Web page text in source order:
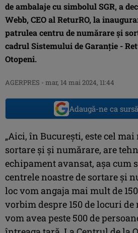
de ambalaje cu simbolul SGR, a
Webb, CEO al ReturRO, la
patrulea centru de numărare şi
cadrul Sistemului de Garanţie -
Otopeni.
AGERPRES - mar, 14 mai 2024, 11:44
Adaugă-ne ca
„Aici, în Bucureşti, este cel mai
sortare şi şi numărare, are
echipament avansat, aşa cum
centrele noastre de sortare şi
loc vom angaja mai mult de
vorbim despre 150 de locuri de
vom avea peste 500 de